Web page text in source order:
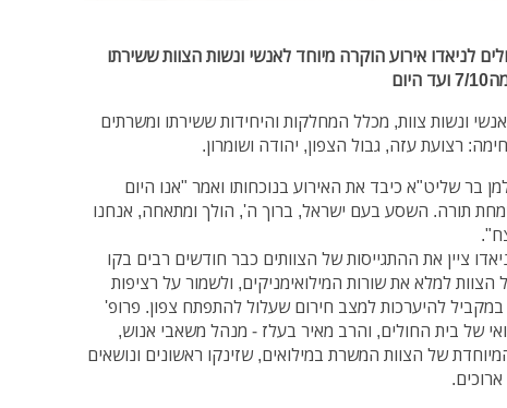
לניאדו אירוע הוקרה מיוחד לאנשי ונשות הצוות ששירתו
ונשות צוות, מכלל המחלקות והיחידות ששירתו ומשרתים
רצועת עזה, גבול הצפון, יהודה ושומרון.
בר שליט"א כיבד את האירוע בנוכחותו ואמר "אנו היום
תורה. השסע בעם ישראל, ברוך ה', הולך ומתאחה, אנחנו
ציין את ההתגייסות של הצוותים כבר חודשים רבים בקו
למלא את שורות המילואימניקים, ולשמור על רציפות
להיערכות למצב חירום שעלול להתפתח צפון. פרופ'
של בית החולים, והרב מאיר בעלז - מנהל משאבי אנוש,
של הצוות המשרת במילואים, שזינקו ראשונים ונושאים